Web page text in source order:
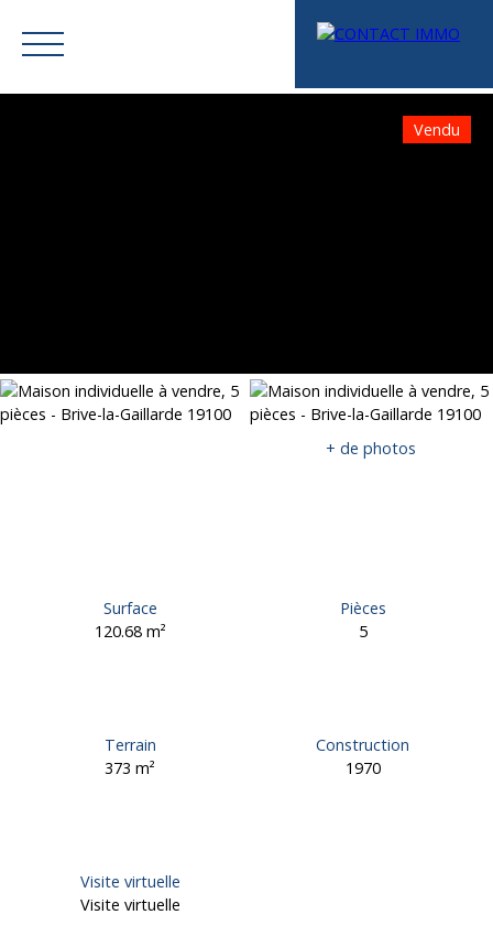
Mes favoris Espace vendeur Estimation
Vendu
+ de photos
Surface
120.68 m²
Pièces
5
Terrain
373m²
Construction
1970
Visite virtuelle
Visite virtuelle